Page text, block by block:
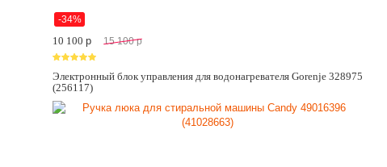
-34%
10 100 p 15 100 p
Электронный блок управления для водонагревателя Gorenje 328975
(256117)